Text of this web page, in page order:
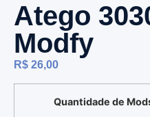
Atego
Modfy
R$ 26,00
Quantidade de